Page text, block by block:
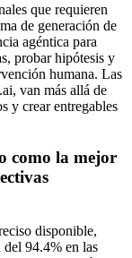
que requieren
de generación de
agéntica para
probar hipótesis y
humana. Las
van más allá de
y crear entregables
como la mejor
disponible,
94.4% en las